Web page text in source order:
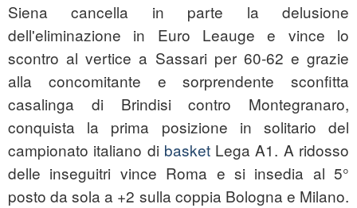
Siena cancella in parte la delusione
dell'eliminazione in Euro Leauge e vince lo
scontro al vertice a Sassari per 60-62 e grazie
alla concomitante e sorprendente sconfitta
casalinga di Brindisi contro Montegranaro,
conquista la prima posizione in solitario del
campionato italiano di basketLega A1. A ridosso
delle inseguitri vince Roma e si insedia al 5°
posto da sola a +2 sulla coppia Bologna e Milano.